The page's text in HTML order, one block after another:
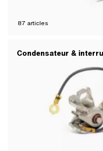
87 articles
Condensateur &